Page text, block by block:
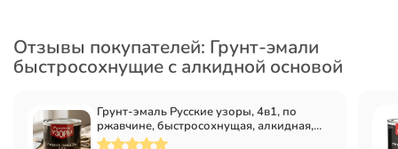
Отзывы покупателей: Грунт-эмали
быстросохнущие с алкидной основой
Грунт-эмаль Русские узоры, 4в1, по
ржавчине, быстросохнущая, алкидная,
полуглянцевая, черная, 0.8 кг